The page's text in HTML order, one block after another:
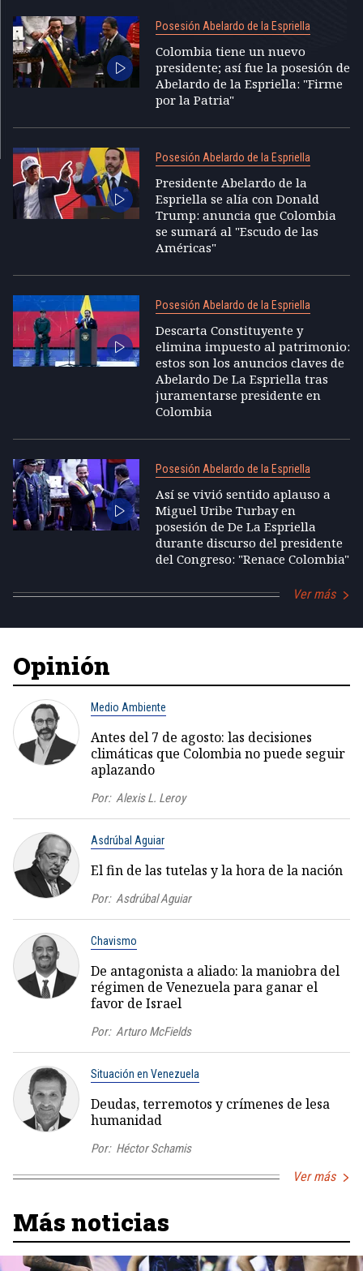
Posesión Abelardo de la Espriella
Colombia tiene un nuevo
presidente; así fue la posesión de
Abelardo de la Espriella: "Firme
por la Patria"
Posesión Abelardo de la Espriella
Presidente Abelardo de la
Espriella se alía con Donald
Trump: anuncia que Colombia
se sumará al "Escudo de las
Américas"
Posesión Abelardo de la Espriella
Descarta Constituyente y
elimina impuesto al patrimonio:
estos son los anuncios claves de
Abelardo De La Espriella tras
juramentarse presidente en
Colombia
Posesión Abelardo de la Espriella
Así se vivió sentido aplauso a
Miguel Uribe Turbay en
posesión de De La Espriella
durante discurso del presidente
del Congreso: "Renace Colombia"
Ver más
Opinión
Medio Ambiente
Antes del 7 de agosto: las decisiones
climáticas que Colombia no puede seguir
aplazando
Por: Alexis L. Leroy
Asdrúbal Aguiar
El fin de las tutelas y la hora de la nación
Por: Asdrúbal Aguiar
Chavismo
De antagonista a aliado: la maniobra del
régimen de Venezuela para ganar el
favor de Israel
Por: Arturo McFields
Situación en Venezuela
Deudas, terremotos y crímenes de lesa
humanidad
Por: Héctor Schamis
Ver más
Más noticias